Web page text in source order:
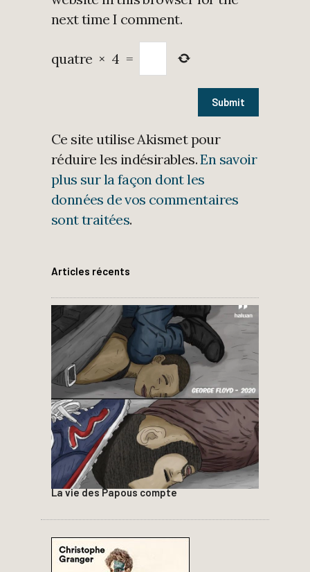
next time I comment.
quatre × 4 =
Ce site utilise Akismet pour
réduire les indésirables.En savoir
plus sur la façon dont les
données de vos commentaires
sont traitées.
Articles récents
La vie des Papous compte